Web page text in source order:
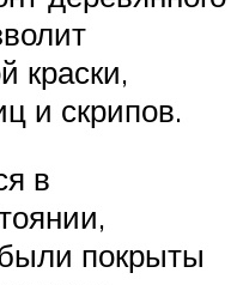
краски,
и скрипов.
в
покрыты